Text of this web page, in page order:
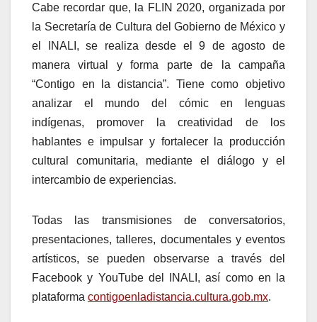
Cabe recordar que, la FLIN 2020, organizada por
la Secretaría de Cultura del Gobierno de México y
el INALI, se realiza desde el 9 de agosto de
manera virtual y forma parte de la campaña
“Contigo en la distancia”. Tiene como objetivo
analizar el mundo del cómic en lenguas
indígenas, promover la creatividad de los
hablantes e impulsar y fortalecer la producción
cultural comunitaria, mediante el diálogo y el
intercambio de experiencias.
Todas las transmisiones de conversatorios,
presentaciones, talleres, documentales y eventos
artísticos, se pueden observarse a través del
Facebook y YouTube del INALI, así como en la
plataforma contigoenladistancia.cultura.gob.mx.